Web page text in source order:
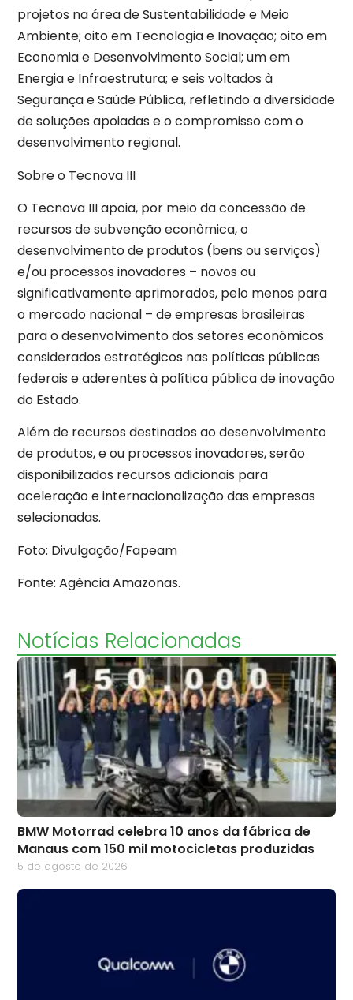
projetos na área de Sustentabilidade e Meio
Ambiente; oito em Tecnologia e Inovação; oito em
Economia e Desenvolvimento Social; um em
Energia e Infraestrutura; e seis voltados à
Segurança e Saúde Pública, refletindo a diversidade
de soluções apoiadas e o compromisso com o
desenvolvimento regional.
Sobre o Tecnova III
O Tecnova III apoia, por meio da concessão de
recursos de subvenção econômica, o
desenvolvimento de produtos (bens ou serviços)
e/ou processos inovadores – novos ou
significativamente aprimorados, pelo menos para
o mercado nacional – de empresas brasileiras
para o desenvolvimento dos setores econômicos
considerados estratégicos nas políticas públicas
federais e aderentes à política pública de inovação
do Estado.
Além de recursos destinados ao desenvolvimento
de produtos, e ou processos inovadores, serão
disponibilizados recursos adicionais para
aceleração e internacionalização das empresas
selecionadas.
Foto: Divulgação/Fapeam
Fonte: Agência Amazonas.
Notícias Relacionadas
BMW Motorrad celebra 10 anos da fábrica de
Manaus com 150 mil motocicletas produzidas
5 de agosto de 2026